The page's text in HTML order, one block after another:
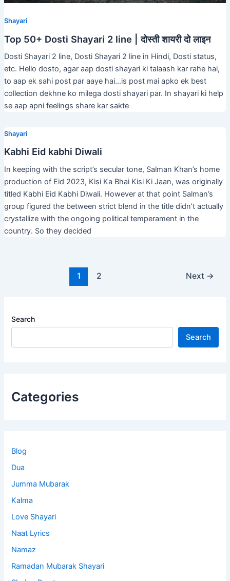
Shayari
Top 50+ Dosti Shayari 2 line | दोस्ती शायरी दो लाइन
Dosti Shayari 2 line, Dosti Shayari 2 line in Hindi, Dosti status,
etc. Hello dosto, agar aap dosti shayari ki talaash kar rahe hai,
to aap ek sahi post par aaye hai…is post mai apko ek best
collection dekhne ko milega dosti shayari par. In shayari ki help
se aap apni feelings share kar sakte
Shayari
Kabhi Eid kabhi Diwali
In keeping with the script’s secular tone, Salman Khan’s home
production of Eid 2023, Kisi Ka Bhai Kisi Ki Jaan, was originally
titled Kabhi Eid Kabhi Diwali. However at that point Salman’s
group figured the between strict blend in the title didn’t actually
crystallize with the ongoing political temperament in the
country. So they decided
1 2 Next →
Search
Search
Categories
Blog
Dua
Jumma Mubarak
Kalma
Love Shayari
Naat Lyrics
Namaz
Ramadan Mubarak Shayari